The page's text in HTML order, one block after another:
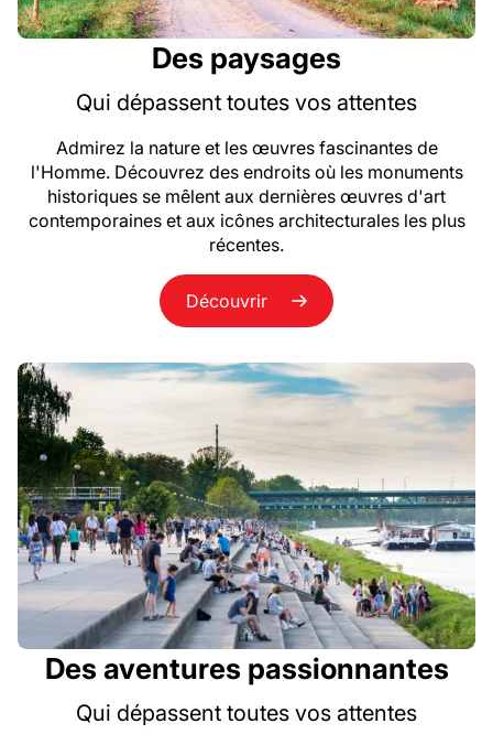
Des paysages
Qui dépassent toutes vos attentes
Admirez la nature et les œuvres fascinantes de
l'Homme. Découvrez des endroits où les monuments
historiques se mêlent aux dernières œuvres d'art
contemporaines et aux icônes architecturales les plus
récentes.
Découvrir
Des aventures passionnantes
Qui dépassent toutes vos attentes